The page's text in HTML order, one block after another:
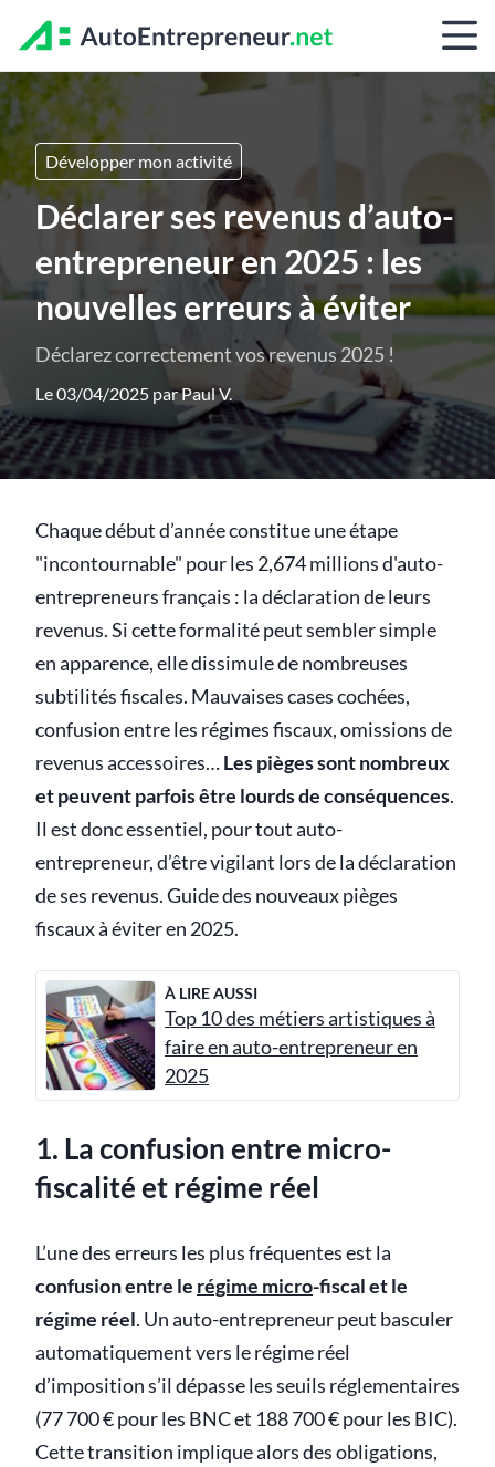
Développer mon activité
Déclarer ses revenus d’auto-
entrepreneur en 2025 : les
nouvelles erreurs à éviter
Déclarez correctement vos revenus 2025 !
Le 03/04/2025 parPaul V.
Chaque début d’année constitue une étape
"incontournable" pour les 2,674 millions d'auto-
entrepreneurs français : la déclaration de leurs
revenus. Si cette formalité peut sembler simple
en apparence, elle dissimule de nombreuses
subtilités fiscales. Mauvaises cases cochées,
confusion entre les régimes fiscaux, omissions de
revenus accessoires…Les pièges sont nombreux
et peuvent parfois être lourds de conséquences.
Il est donc essentiel, pour tout auto-
entrepreneur, d’être vigilant lors de la déclaration
de ses revenus. Guide des nouveaux pièges
fiscaux à éviter en 2025.
À LIRE AUSSI
Top 10 des métiers artistiques à
faire en auto-entrepreneur en
2025
1. La confusion entre micro-
fiscalité et régime réel
L’une des erreurs les plus fréquentes est la
confusion entre le régime micro-fiscal et le
régime réel. Un auto-entrepreneur peut basculer
automatiquement vers le régime réel
d’imposition s’il dépasse les seuils réglementaires
(77 700 € pour les BNC et 188 700 € pour les BIC).
Cette transition implique alors des obligations,